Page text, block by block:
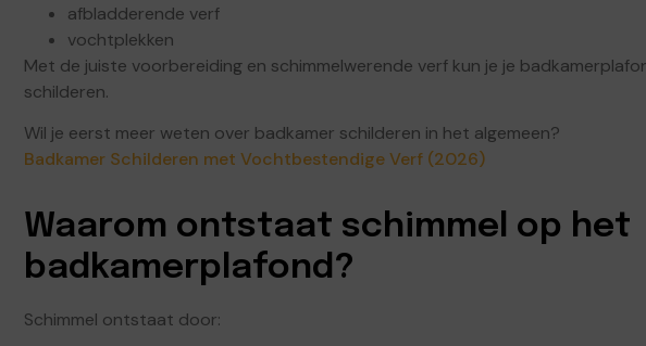
afbladderende verf
vochtplekken
Met de juiste voorbereiding en schimmelwerende verf kun je je
schilderen.
Wil je eerst meer weten over badkamer schilderen in het algemeen?
Badkamer Schilderen met Vochtbestendige Verf (2026)
Waarom ontstaat schimmel op het
badkamerplafond?
Schimmel ontstaat door: